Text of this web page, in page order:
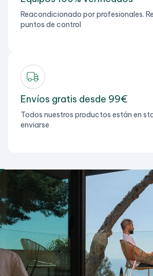
Reacondicionado por profesionales.
puntos de control
Envíos gratis desde 99€
Todos nuestros productos están en
enviarse